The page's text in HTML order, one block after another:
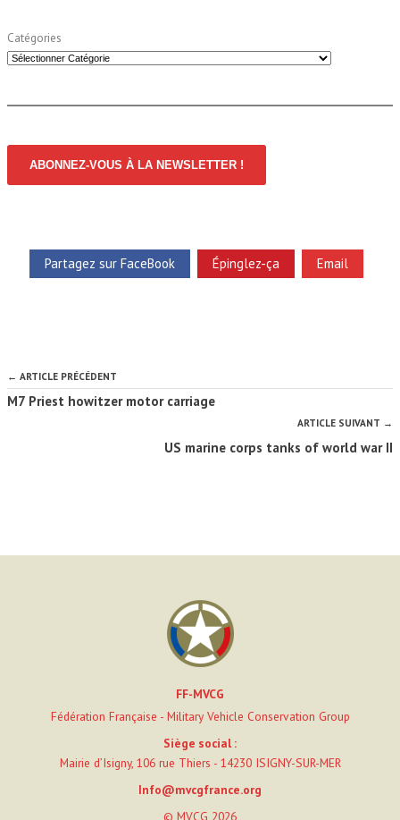
Catégories
ABONNEZ-VOUS À LA NEWSLETTER !
Partagez sur FaceBook Épinglez-ça Email
← ARTICLE PRÉCÉDENT
M7 Priest howitzer motor carriage
ARTICLE SUIVANT →
US marine corps tanks of world war II
FF-MVCG
Fédération Française - Military Vehicle Conservation Group
Siège social :
Mairie d’Isigny, 106 rue Thiers - 14230 ISIGNY-SUR-MER
Info@mvcgfrance.org
© MVCG 2026